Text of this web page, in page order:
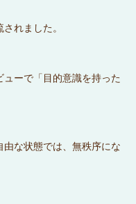
れました。
ーで「目的意識を持った
な状態では、無秩序にな